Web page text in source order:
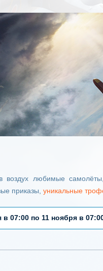
воздух любимые
приказы, уникальные
в 07:00 по 11 ноября в